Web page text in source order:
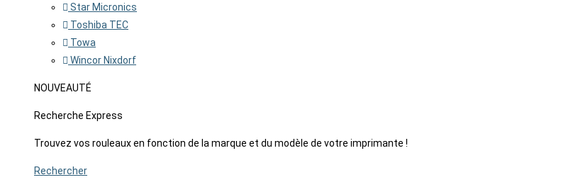
Star Micronics
Toshiba TEC
Towa
Wincor Nixdorf
NOUVEAUTÉ
Recherche Express
Trouvez vos rouleaux en fonction de la marque et du modèle de votre imprimante !
Rechercher